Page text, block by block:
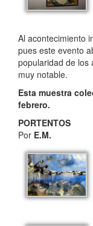
Al acontecimiento
pues este evento
popularidad de los
muy notable.
Esta muestra
febrero.
PORTENTOS
Por E.M.